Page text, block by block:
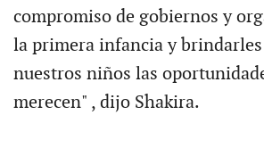
compromiso de gobiernos y
la primera infancia y brindarles
nuestros niños las
merecen" , dijo Shakira.